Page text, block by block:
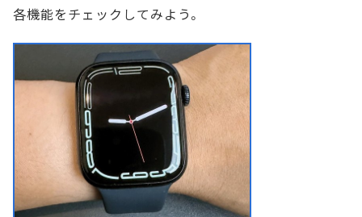
各機能をチェックしてみよう。